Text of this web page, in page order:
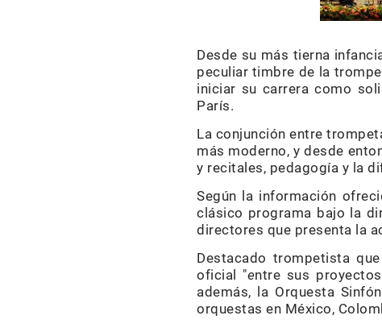
Desde su más tierna
peculiar timbre de la
iniciar su carrera como
París.
La conjunción entre
más moderno, y desde
y recitales, pedagogía y la
Según la información
clásico programa bajo la
directores que presenta la
Destacado trompetista
oficial "entre sus
además, la Orquesta
orquestas en México,